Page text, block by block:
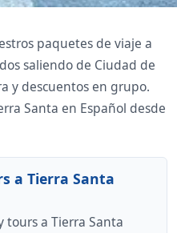
paquetes de viaje a
saliendo de Ciudad de
y descuentos en grupo.
Santa en Español desde
a Tierra Santa
tours a Tierra Santa